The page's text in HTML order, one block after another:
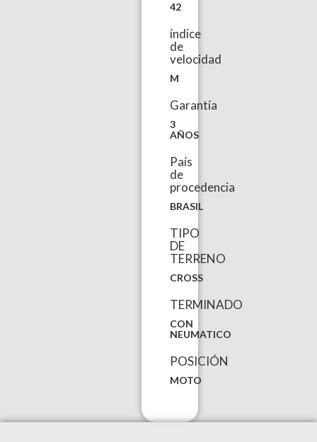
42
índice
de
velocidad
M
Garantía
3
AÑOS
País
de
procedencia
BRASIL
TIPO
DE
TERRENO
CROSS
TERMINADO
CON
NEUMATICO
POSICIÓN
MOTO